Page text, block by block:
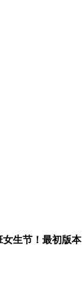
女生节！最初版本